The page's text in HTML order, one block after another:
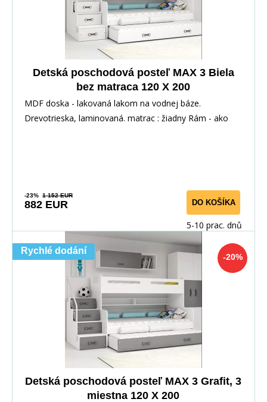
Detská poschodová posteľ MAX 3 Biela
bez matraca 120 X 200
MDF doska - lakovaná lakom na vodnej báze.
Drevotrieska, laminovaná. matrac : žiadny Rám - ako
-23% 1 152 EUR
882 EUR DO KOŠÍKA
5-10 prac. dnů
-20%
Rychlé dodání
Detská poschodová posteľ MAX 3 Grafit, 3
miestna 120 X 200